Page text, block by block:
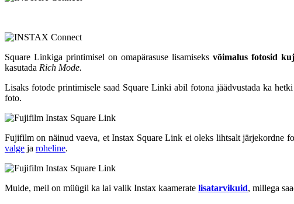
Square Linkiga printimisel on omapärasuse lisamiseksvõimalus fotosid
kasutada Rich Mode.
Lisaks fotode printimisele saad Square Linki abil fotona jäädvustada ka
foto.
Fujifilm on näinud vaeva, et Instax Square Link ei oleks lihtsalt järjekordne
valge ja roheline.
Muide, meil on müügil ka lai valik Instax kaamerate lisatarvikuid, millega